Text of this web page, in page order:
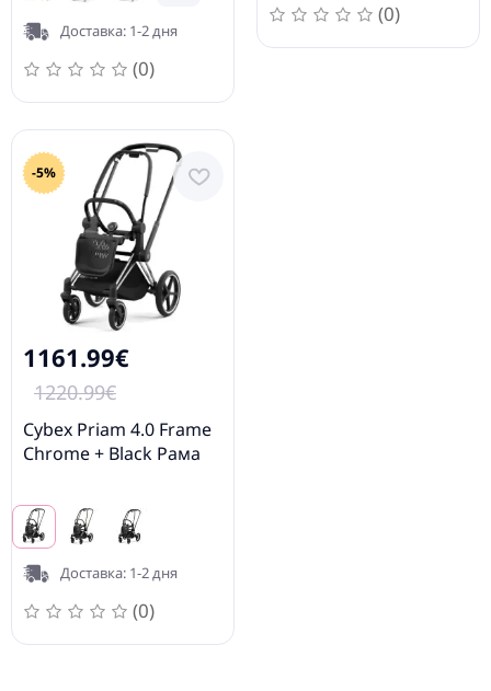
Доставка: 1-2 дня
(0)
(0)
-5%
1161.99€
1220.99€
Cybex Priam 4.0 Frame
Chrome + Black Рама
Доставка: 1-2 дня
(0)